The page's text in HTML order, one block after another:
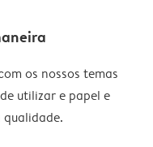
os nossos temas
utilizar e papel e